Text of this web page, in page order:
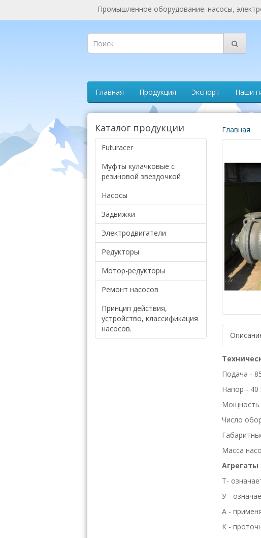
Промышленное оборудование: насосы,
Главная Продукция Экспорт Наши
Каталог продукции
Futuracer
Муфты кулачковые с
резиновой звездочкой
Насосы
Задвижки
Электродвигатели
Редукторы
Мотор-редукторы
Ремонт насосов
Принцип действия,
устройство, классификация
насосов.
Главная
Подача -
Напор - 40
Мощность
Число
Масса
Т-
У -
А -
К -